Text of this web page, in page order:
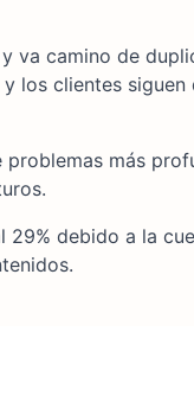
y va camino de
los clientes siguen
más
debido a la